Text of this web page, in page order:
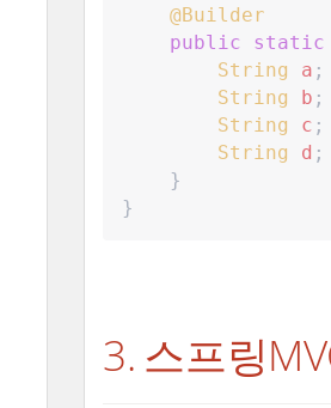
@Builder
public
static
String
a ;
String
b ;
String
c ;
String
d ;
}
}
3. 스프링